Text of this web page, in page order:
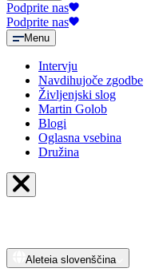
Podprite nas
Podprite nas
Menu
Intervju
Navdihujoče zgodbe
Življenjski slog
Martin Golob
Blogi
Oglasna vsebina
Družina
Aleteia slovenščina